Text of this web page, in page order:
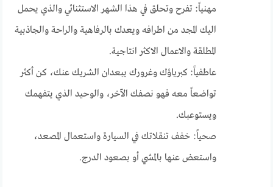
مهنياً: تفرح وتحلق في هذا الشهر الاستثنائي والذي يحمل
اليك المجد من اطرافه ويعدك بالرفاهية والراحة والجاذبية
المطلقة والاعمال الاكثر انتاجية.
عاطفياً: كبرياؤك وغرورك يبعدان الشريك عنك، كن أكثر
تواضعاً معه فهو نصفك الآخر، والوحيد الذي يتفهمك
ويستوعبك.
صحياً: خفف تنقلاتك في السيارة واستعمال المصعد،
واستعض عنها بالمشي أو بصعود الدرج.